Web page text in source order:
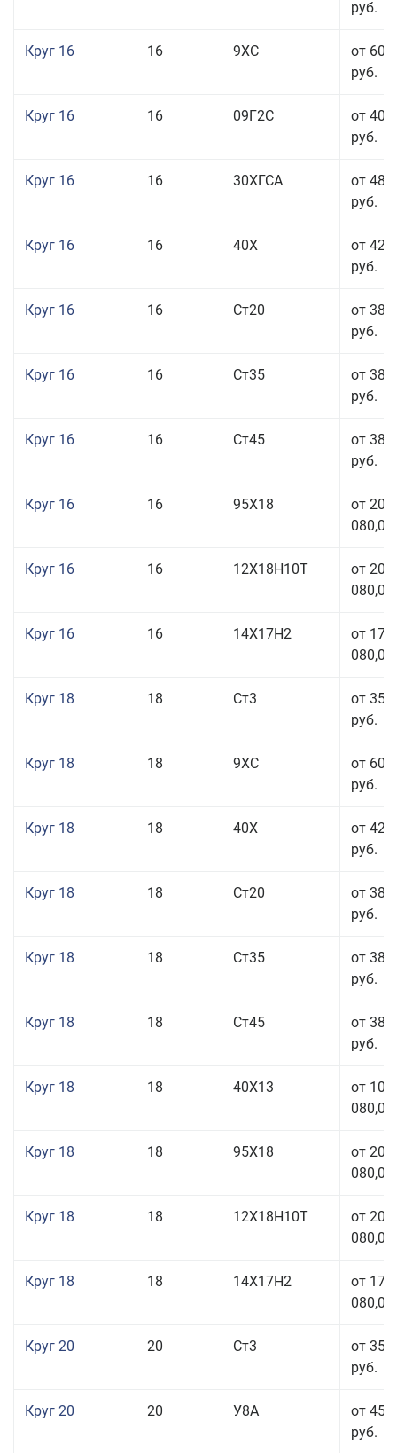
руб.
Круг 16 16 9ХС
от 60
руб.
Круг 16 16 09Г2С
от 40
руб.
Круг 16 16 30ХГСА
от 48
руб.
Круг 16 16 40Х
от 42
руб.
Круг 16 16 Ст20
от 38
руб.
Круг 16 16 Ст35
от 38
руб.
Круг 16 16 Ст45
от 38
руб.
Круг 16 16 95Х18
от 208
080,00
Круг 16 16 12Х18Н10Т
от 209
080,00
Круг 16 16 14Х17Н2
от 175
080,00
Круг 18 18 Ст3
от 35
руб.
Круг 18 18 9ХС
от 60
руб.
Круг 18 18 40Х
от 42
руб.
Круг 18 18 Ст20
от 38
руб.
Круг 18 18 Ст35
от 38
руб.
Круг 18 18 Ст45
от 38
руб.
Круг 18 18 40Х13
от 103
080,00
Круг 18 18 95Х18
от 208
080,00
Круг 18 18 12Х18Н10Т
от 209
080,00
Круг 18 18 14Х17Н2
от 175
080,00
Круг 20 20 Ст3
от 35
руб.
Круг 20 20 У8А
от 45
руб.